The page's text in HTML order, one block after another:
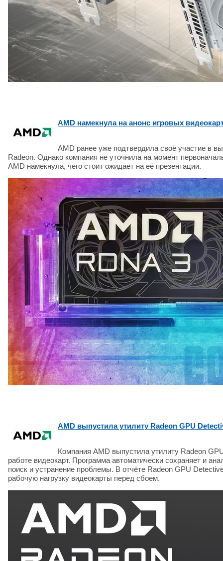
AMD намекнула на анонс игровых
AMD ранее уже подтвердила своё участие в
Radeon. Однако компания не уточнила на момент
AMD намекнула, чего стоит ожидает на её презентации.
AMD выпустила утилиту Radeon GPU
Компания AMD выпустила утилиту Radeon
работе видеокарт. Программа автоматически сохраняет и
поиск и устранение проблемы. В отчёте Radeon GPU
рабочую нагрузку видеокарты перед сбоем.